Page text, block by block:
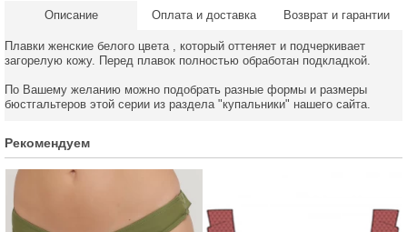
Описание Оплата и доставка Возврат и гарантии
Плавки женские белого цвета , который оттеняет и подчеркивает
загорелую кожу. Перед плавок полностью обработан подкладкой.
По Вашему желанию можно подобрать разные формы и размеры
бюстгальтеров этой серии из раздела "купальники" нашего сайта.
Рекомендуем